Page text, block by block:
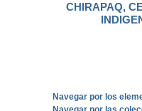
CHIRAPAQ,
Navegar por los